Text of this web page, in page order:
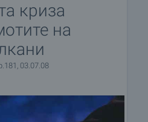
криза
на
03.07.08